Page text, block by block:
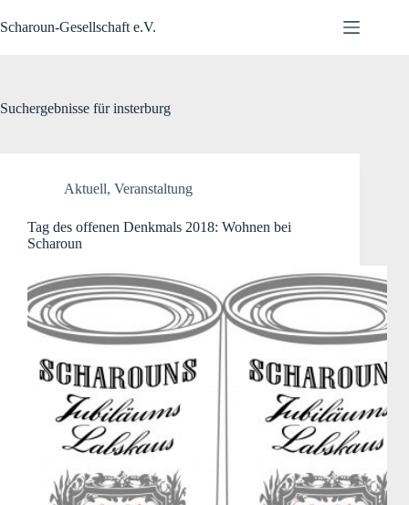
Inhalt
Scharoun-Gesellschaft e.V.
Suchergebnisse für insterburg
Aktuell, Veranstaltung
Tag des offenen Denkmals 2018: Wohnen bei
Scharoun